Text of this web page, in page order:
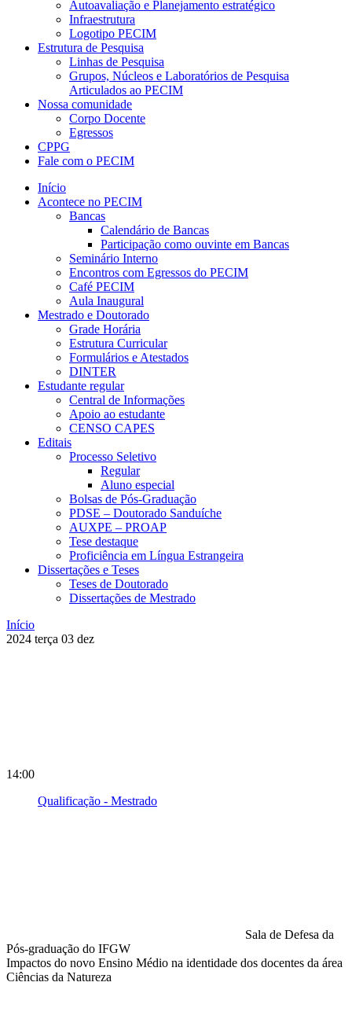
Autoavaliação e Planejamento estratégico
Infraestrutura
Logotipo PECIM
Estrutura de Pesquisa
Linhas de Pesquisa
Grupos, Núcleos e Laboratórios de Pesquisa
Articulados ao PECIM
Nossa comunidade
Corpo Docente
Egressos
CPPG
Fale com o PECIM
Início
Acontece no PECIM
Bancas
Calendário de Bancas
Participação como ouvinte em Bancas
Seminário Interno
Encontros com Egressos do PECIM
Café PECIM
Aula Inaugural
Mestrado e Doutorado
Grade Horária
Estrutura Curricular
Formulários e Atestados
DINTER
Estudante regular
Central de Informações
Apoio ao estudante
CENSO CAPES
Editais
Processo Seletivo
Regular
Aluno especial
Bolsas de Pós-Graduação
PDSE – Doutorado Sanduíche
AUXPE – PROAP
Tese destaque
Proficiência em Língua Estrangeira
Dissertações e Teses
Teses de Doutorado
Dissertações de Mestrado
Início
2024 terça 03 dez
14:00
Qualificação - Mestrado
Sala de Defesa da
Pós-graduação do IFGW
Impactos do novo Ensino Médio na identidade dos docentes da área
Ciências da Natureza